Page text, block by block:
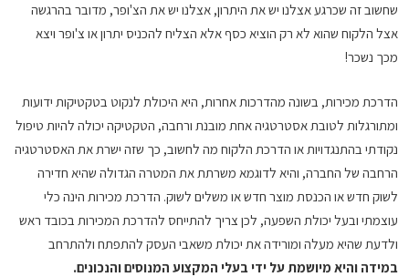
שחשוב זה שכרגע אצלנו יש את היתרון, אצלנו יש את הצ'ופר, מדובר בהרגשה
אצל הלקוח שהוא לא רק הוציא כסף אלא הצליח להכניס יתרון או צ'ופר ויצא
מכך נשכר!
הדרכת מכירות, בשונה מהדרכות אחרות, היא היכולת לנקוט בטקטיקות ידועות
ומתורגלות לטובת אסטרטגיה אחת מובנת ורחבה, הטקטיקה יכולה להיות טיפול
נקודתי בהתנגדויות או הדרכת הלקוח מה לחשוב, כך שזה ישרת את האסטרטגיה
הרחבה של החברה, והיא לדוגמא משרתת את המטרה הגדולה שהיא חדירה
לשוק חדש או הכנסת מוצר חדש או משלים לשוק. הדרכת מכירות הינה כלי
עוצמתי ובעל יכולת השפעה, לכן צריך להתייחס להדרכת המכירות בכובד ראש
ולדעת שהיא מעלה ומורידה את יכולת משאבי העסק להתפתח ולהתרחב
במידה והיא מיושמת על ידי בעלי המקצוע המנוסים והנכונים.